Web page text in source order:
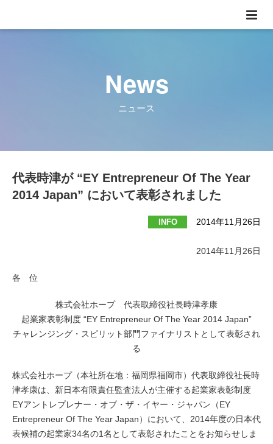
News
ニュース
代表時津が “EY Entrepreneur Of The Year
2014 Japan” において表彰されました
INFO 2014年11月26日
2014年11月26日
各 位
株式会社ホープ 代表取締役社長時津孝康
起業家表彰制度 “EY Entrepreneur Of The Year 2014 Japan”
チャレンジング・スピリット部門ファイナリストとして表彰され
る
株式会社ホープ（本社所在地：福岡県福岡市）代表取締役社長時
津孝康は、新日本有限責任監査法人が主催する起業家表彰制度
EYアントレプレナー・オブ・ザ・イヤー・ジャパン（EY
Entrepreneur Of The Year Japan）において、2014年度の日本代
表候補の起業家34名の1名として表彰されたことをお知らせしま